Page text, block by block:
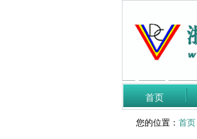
首页
您的位置： 首页